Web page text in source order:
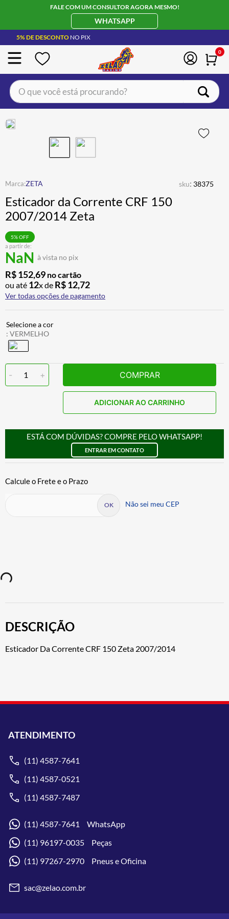
FALE COM UM CONSULTOR AGORA MESMO!
WHATSAPP
5% DE DESCONTO NO PIX
0
O que você está procurando?
ZETA sku: 38375
Esticador da Corrente CRF 150
2007/2014 Zeta
a partir de:
NaN à vista no pix
5% OFF
R$152,69 no cartão
ou até 12x de R$12,72
Ver todas opções de pagamento
: VERMELHO
- 1 + COMPRAR
ADICIONAR AO CARRINHO
ESTÁ COM DÚVIDAS? COMPRE PELO WHATSAPP!
ENTRAR EM CONTATO
Não sei meu CEP
DESCRIÇÃO
Esticador Da Corrente CRF 150 Zeta 2007/2014
ATENDIMENTO
(11) 4587-7641
(11) 4587-0521
(11) 4587-7487
(11) 4587-7641 WhatsApp
(11) 96197-0035 Peças
(11) 97267-2970 Pneus e Oficina
sac@zelao.com.br
BOTA
4º ÓCULOS SOLAR
5º LUVA
6º BAU
7º
8 º ALPINESTAR
9º AIROH
10º BOTAS